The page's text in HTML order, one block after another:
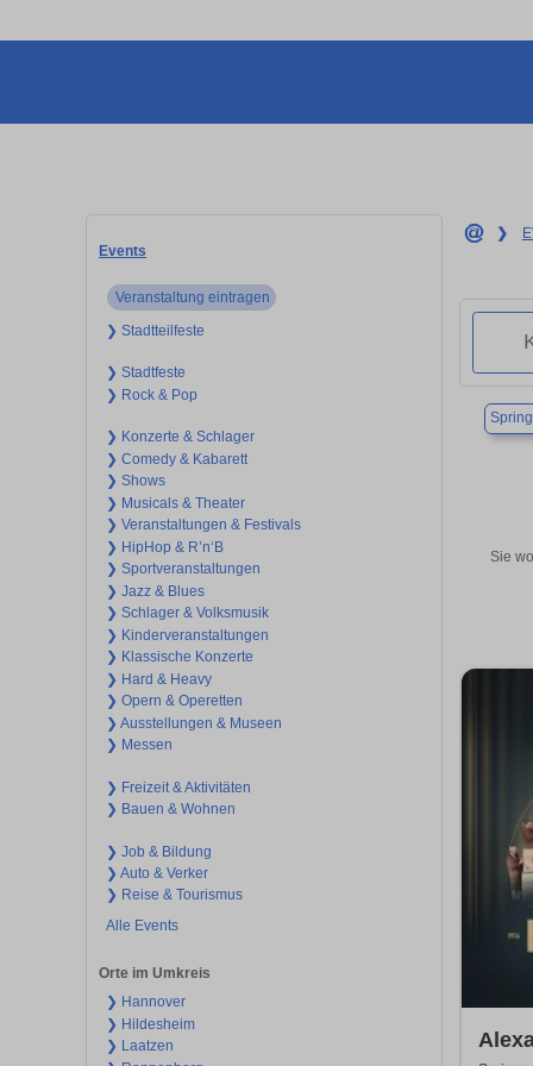
Events
Veranstaltung eintragen
❯ Stadtteilfeste
❯ Stadtfeste
❯ Rock & Pop
❯ Konzerte & Schlager
❯ Comedy & Kabarett
❯ Shows
❯ Musicals & Theater
❯ Veranstaltungen & Festivals
❯ HipHop & R’n‘B
❯ Sportveranstaltungen
❯ Jazz & Blues
❯ Schlager & Volksmusik
❯ Kinderveranstaltungen
❯ Klassische Konzerte
❯ Hard & Heavy
❯ Opern & Operetten
❯ Ausstellungen & Museen
❯ Messen
❯ Freizeit & Aktivitäten
❯ Bauen & Wohnen
❯ Job & Bildung
❯ Auto & Verker
❯ Reise & Tourismus
Alle Events
Orte im Umkreis
❯ Hannover
❯ Hildesheim
❯ Laatzen
❯
Sie